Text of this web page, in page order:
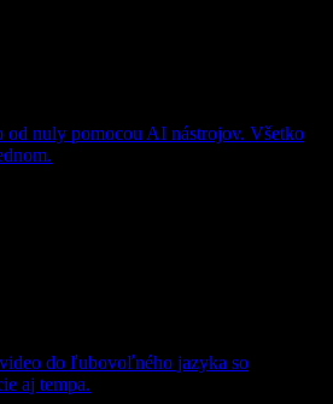
od nuly pomocou AI nástrojov. Všetko
do ľubovoľného jazyka so
aj tempa.